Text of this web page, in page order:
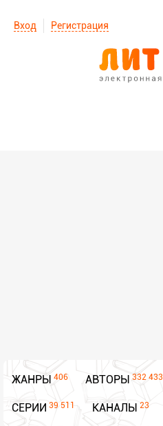
Вход Регистрация
ЖАНРЫ 406 АВТОРЫ 332 433
СЕРИИ 39 511 КАНАЛЫ 23